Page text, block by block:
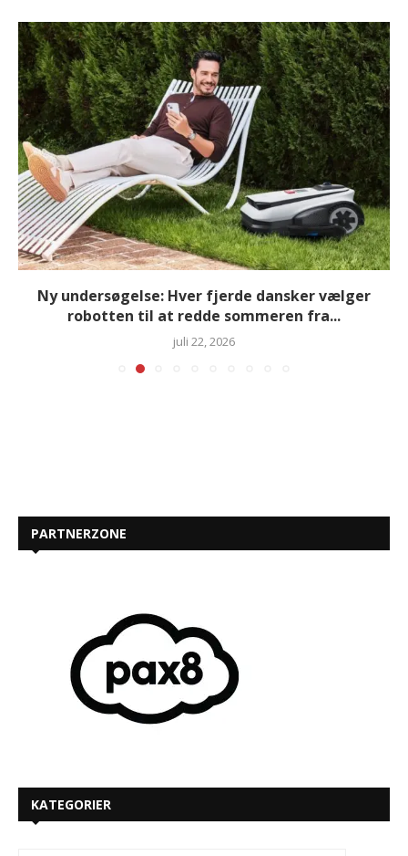
Ny undersøgelse: Hver fjerde dansker vælger
robotten til at redde sommeren fra...
juli 22, 2026
PARTNERZONE
KATEGORIER